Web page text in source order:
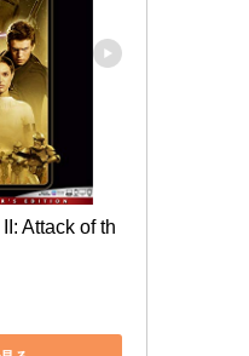
Attack of th